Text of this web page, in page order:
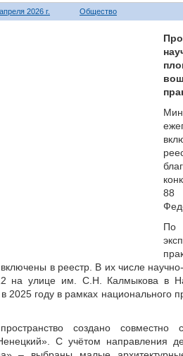
2026 г. Общество
88
По
в реестр. В их числе
улице им. С.Н. Калмыкова в
2025 году в рамках национального
создано
С учётом направления